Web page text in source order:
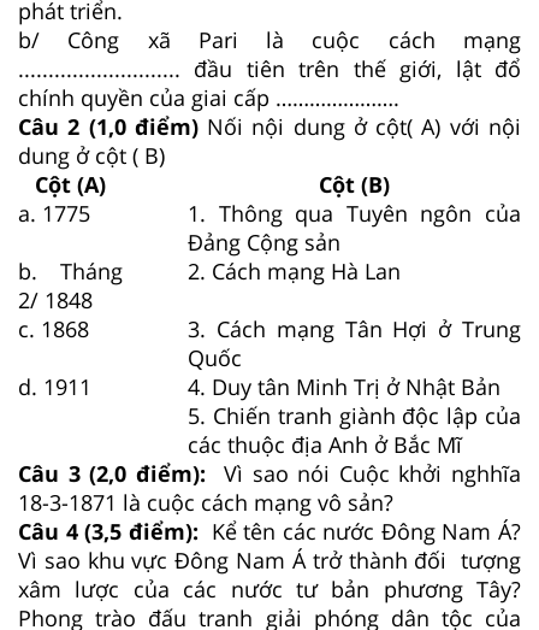
phát triển.
b/ Công xã Pari là cuộc cách mạng
........................... đầu tiên trên thế giới, lật đổ
chính quyền của giai cấp ………………….
Câu 2 (1,0 điểm) Nối nội dung ở cột( A) với nội
dung ở cột ( B)
Cột (A)
Cột (B)
a. 1775
1. Thông qua Tuyên ngôn của
Đảng Cộng sản
b. Tháng
2/ 1848
2. Cách mạng Hà Lan
c. 1868
3. Cách mạng Tân Hợi ở Trung
Quốc
d. 1911
4. Duy tân Minh Trị ở Nhật Bản
5. Chiến tranh giành độc lập của
các thuộc địa Anh ở Bắc Mĩ
Câu 3 (2,0 điểm): Vì sao nói Cuộc khởi nghhĩa
18-3-1871 là cuộc cách mạng vô sản?
Câu 4 (3,5 điểm): Kể tên các nước Đông Nam Á?
Vì sao khu vực Đông Nam Á trở thành đối tượng
xâm lược của các nước tư bản phương Tây?
Phong trào đấu tranh giải phóng dân tộc của